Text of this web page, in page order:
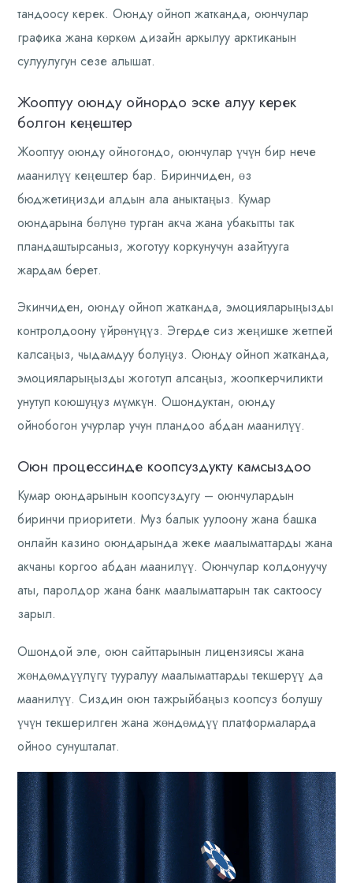
тандоосу керек. Оюнду ойноп жатканда, оюнчулар
графика жана көркөм дизайн аркылуу арктиканын
сулуулугун сезе алышат.
Жооптуу оюнду ойнордо эске алуу керек
болгон кеңештер
Жооптуу оюнду ойногондо, оюнчулар үчүн бир нече
маанилүү кеңештер бар. Биринчиден, өз
бюджетиңизди алдын ала аныктаңыз. Кумар
оюндарына бөлүнө турган акча жана убакытты так
пландаштырсаныз, жоготуу коркунучун азайтууга
жардам берет.
Экинчиден, оюнду ойноп жатканда, эмоцияларыңызды
контролдоону үйрөнүңүз. Эгерде сиз жеңишке жетпей
калсаңыз, чыдамдуу болуңуз. Оюнду ойноп жатканда,
эмоцияларыңызды жоготуп алсаңыз, жоопкерчиликти
унутуп коюшуңуз мүмкүн. Ошондуктан, оюнду
ойнобогон учурлар учун пландоо абдан маанилүү.
Оюн процессинде коопсуздукту камсыздоо
Кумар оюндарынын коопсуздугу – оюнчулардын
биринчи приоритети. Муз балык уулоону жана башка
онлайн казино оюндарында жеке маалыматтарды жана
акчаны коргоо абдан маанилүү. Оюнчулар колдонуучу
аты, паролдор жана банк маалыматтарын так сактоосу
зарыл.
Ошондой эле, оюн сайттарынын лицензиясы жана
жөндөмдүүлүгү тууралуу маалыматтарды текшерүү да
маанилүү. Сиздин оюн тажрыйбаңыз коопсуз болушу
үчүн текшерилген жана жөндөмдүү платформаларда
ойноо сунушталат.